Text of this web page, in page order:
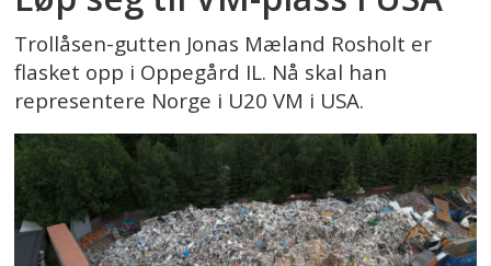
Trollåsen-gutten Jonas Mæland Rosholt er
flasket opp i Oppegård IL. Nå skal han
representere Norge i U20 VM i USA.